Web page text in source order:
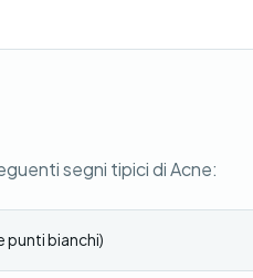
segni tipici di Acne:
punti bianchi)